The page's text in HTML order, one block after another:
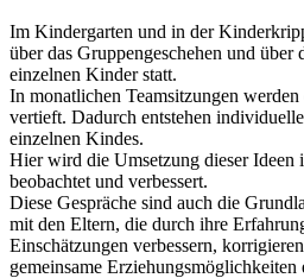
Im Kindergarten und in der
über das Gruppengeschehen und
einzelnen Kinder statt.
In monatlichen Teamsitzungen werden
vertieft. Dadurch entstehen
einzelnen Kindes.
Hier wird die Umsetzung dieser
beobachtet und verbessert.
Diese Gespräche sind auch die
mit den Eltern, die durch ihre
Einschätzungen verbessern,
gemeinsame Erziehungsmöglichkeiten